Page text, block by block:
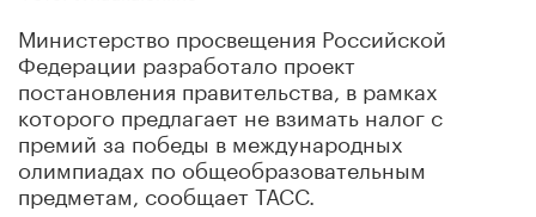
Министерство просвещения Российской
Федерации разработало проект
постановления правительства, в рамках
которого предлагает не взимать налог с
премий за победы в международных
олимпиадах по общеобразовательным
предметам, сообщает ТАСС.